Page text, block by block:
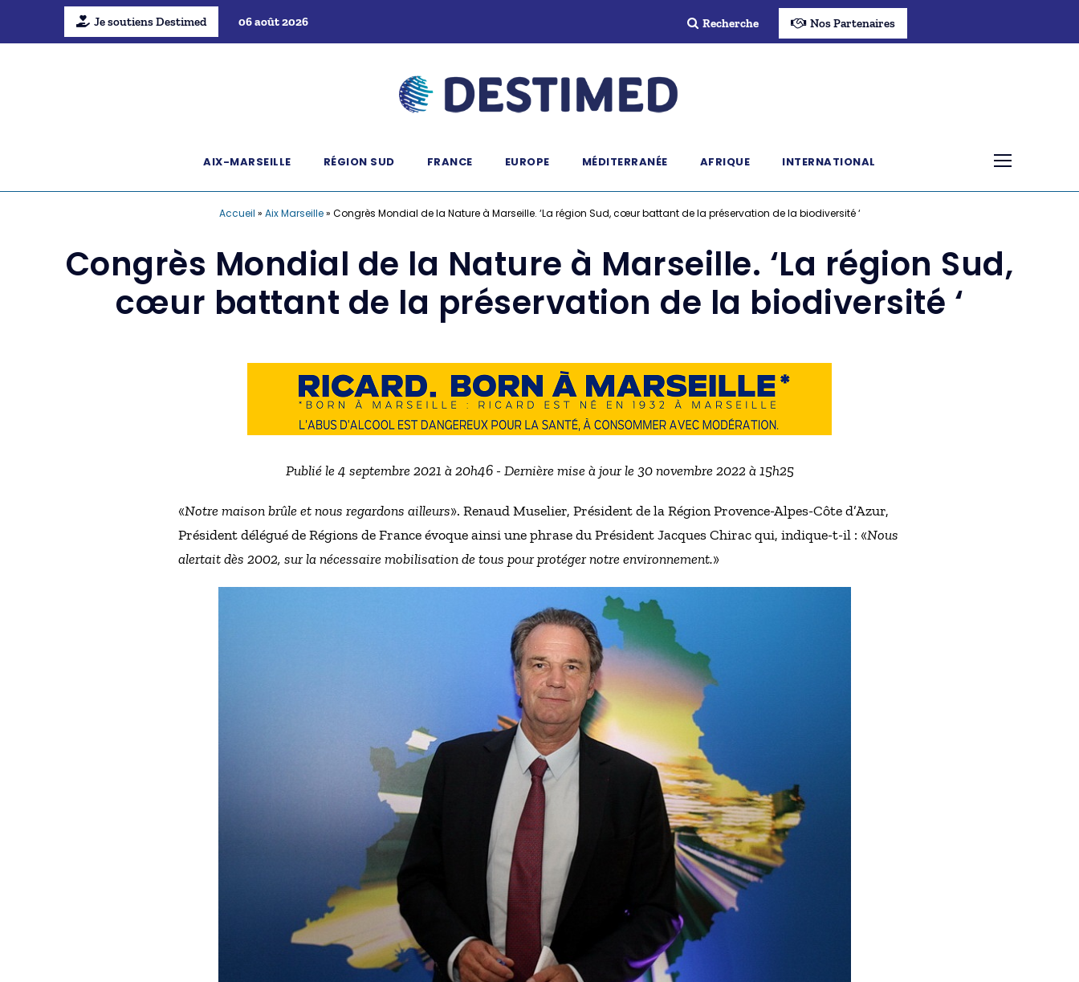
Je soutiens Destimed 06 août 2026 Recherche Nos Partenaires
AIX-MARSEILLE RÉGION SUD FRANCE EUROPE MÉDITERRANÉE AFRIQUE INTERNATIONAL
Accueil » Aix Marseille» Congrès Mondial de la Nature à Marseille. ‘La région Sud, cœur battant de la préservation de la biodiversité ‘
Congrès Mondial de la Nature à Marseille. ‘La région Sud,
cœur battant de la préservation de la biodiversité ‘
Publié le 4 septembre 2021 à 20h46 - Dernière mise à jour le 30 novembre 2022 à 15h25
«Notre maison brûle et nous regardons ailleurs». Renaud Muselier, Président de la Région Provence-Alpes-Côte d’Azur,
Président délégué de Régions de France évoque ainsi une phrase du Président Jacques Chirac qui, indique-t-il : «Nous
alertait dès 2002, sur la nécessaire mobilisation de tous pour protéger notre environnement.»